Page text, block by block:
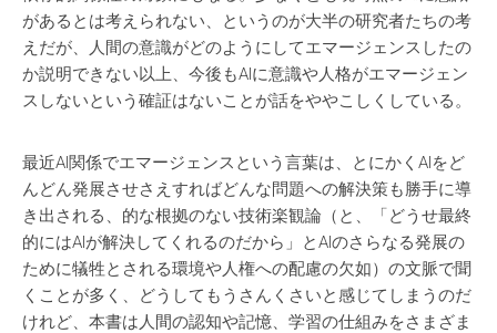
があるとは考えられない、というのが大半の研究者たちの考
えだが、人間の意識がどのようにしてエマージェンスしたの
か説明できない以上、今後もAIに意識や人格がエマージェン
スしないという確証はないことが話をややこしくしている。
最近AI関係でエマージェンスという言葉は、とにかくAIをど
んどん発展させさえすればどんな問題への解決策も勝手に導
き出される、的な根拠のない技術楽観論（と、「どうせ最終
的にはAIが解決してくれるのだから」とAIのさらなる発展の
ために犠牲とされる環境や人権への配慮の欠如）の文脈で聞
くことが多く、どうしてもうさんくさいと感じてしまうのだ
けれど、本書は人間の認知や記憶、学習の仕組みをさまざま